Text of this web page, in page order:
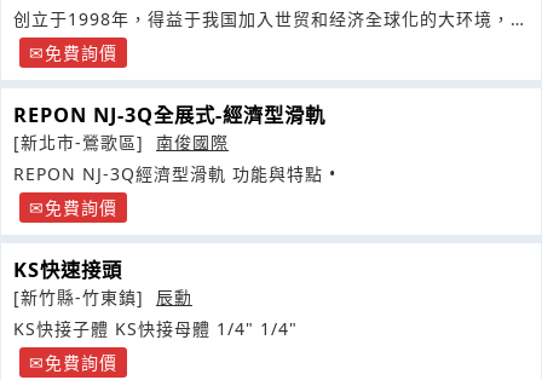
创立于1998年，得益于我国加入世贸和经济全球化的大环境，承
蒙社会各界的大力支持
免費詢價
REPON NJ-3Q全展式-經濟型滑軌
[新北市-鶯歌區]
南俊國際
REPON NJ-3Q經濟型滑軌 功能與特點 •
免費詢價
KS快速接頭
[新竹縣-竹東鎮]
辰勳
KS快接子體 KS快接母體 1/4" 1/4"
免費詢價